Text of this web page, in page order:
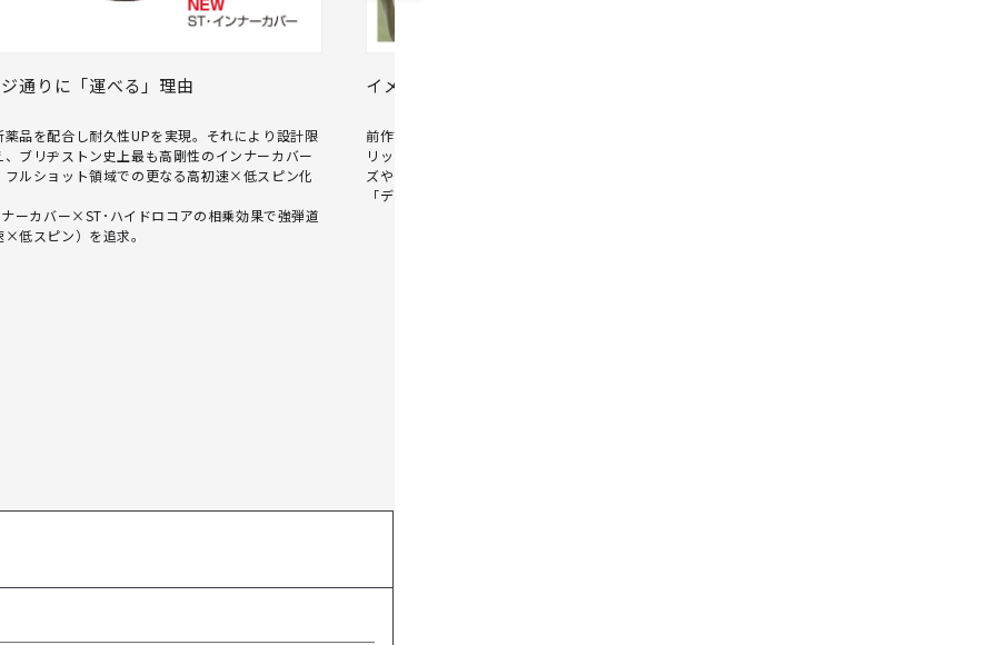
通りに「運べる」理由
薬品を配合し耐久性UPを実現。それにより設計限
、ブリヂストン史上最も高剛性のインナーカバー
フルショット領域での更なる高初速×低スピン化
ーカバー×ST･ハイドロコアの相乗効果で強弾道
×低スピン）を追求。
イメージ通りに「寄る」理由
前作でも好評であったリアクティブiQ･ウレタンカバーとス
リップレス･バイトコーティングの搭載によりタイガーウッ
ズや多くのプロが求めるアプローチ領域での「乗り感」と
「ディープ感」は継承。